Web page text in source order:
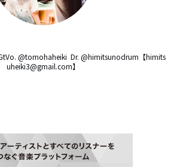
@tomohaheiki  Dr. @himitsunodrum【himits
uheiki3@gmail.com】